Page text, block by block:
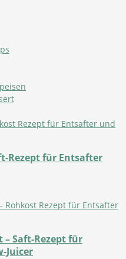
Rezept für Entsafter
– Saft-Rezept für
Juicer